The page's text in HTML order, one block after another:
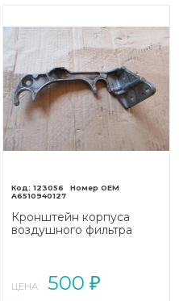
123056
A6510940127
Кронштейн корпуса
воздушного фильтра
(2009 - 2013)
ЦЕНА: 500 ₽